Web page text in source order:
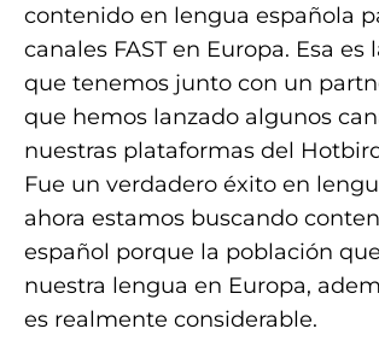
contenido en lengua española
canales FAST en Europa. Esa es
que tenemos junto con un
que hemos lanzado algunos
nuestras plataformas del
Fue un verdadero éxito en
ahora estamos buscando
español porque la población
nuestra lengua en Europa,
es realmente considerable.